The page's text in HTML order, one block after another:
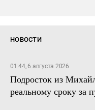
НОВОСТИ
01:44, 6 августа 2026
Подросток из
реальному сроку за